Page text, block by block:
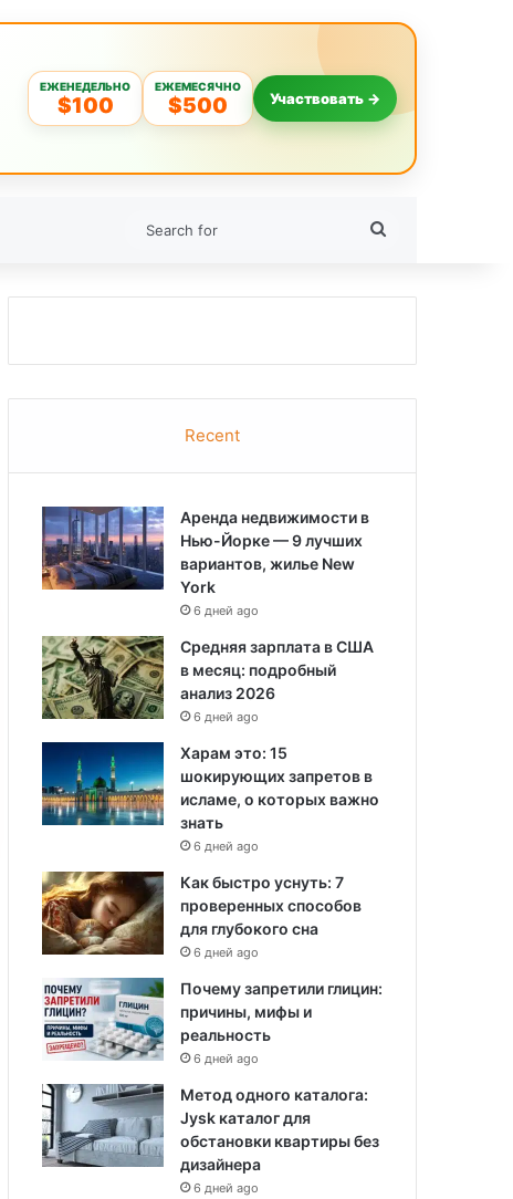
ЕЖЕНЕДЕЛЬНО
$100
ЕЖЕМЕСЯЧНО
$500 Участвовать →
Recent
Аренда недвижимости в
Нью-Йорке — 9 лучших
вариантов, жилье New
York
6 дней ago
Средняя зарплата в США
в месяц: подробный
анализ 2026
6 дней ago
Харам это: 15
шокирующих запретов в
исламе, о которых важно
знать
6 дней ago
Как быстро уснуть: 7
проверенных способов
для глубокого сна
6 дней ago
Почему запретили глицин:
причины, мифы и
реальность
6 дней ago
Метод одного каталога:
Jysk каталог для
обстановки квартиры без
дизайнера
6 дней ago